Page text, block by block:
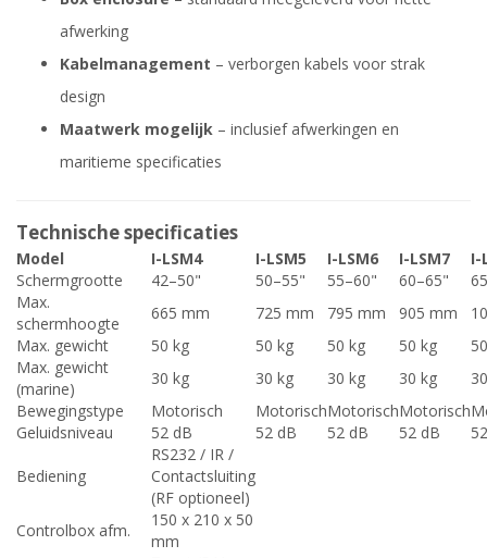
afwerking
Kabelmanagement – verborgen kabels voor strak
design
Maatwerk mogelijk – inclusief afwerkingen en
maritieme specificaties
Technische specificaties
Model I-LSM4 I-LSM5 I-LSM6 I-LSM7
I-
Schermgrootte
42–50" 50–55" 55–60" 60–65"
Max.
schermhoogte
665 mm 725 mm 795 mm 905 mm
Max. gewicht
50 kg 50 kg 50 kg 50 kg
Max. gewicht
(marine)
30 kg 30 kg 30 kg 30 kg
Bewegingstype
Motorisch MotorischMotorischMotorisch
Geluidsniveau
52 dB 52 dB 52 dB 52 dB
Bediening
RS232 / IR /
Contactsluiting
(RF optioneel)
Controlbox afm.
150 x 210 x 50
mm